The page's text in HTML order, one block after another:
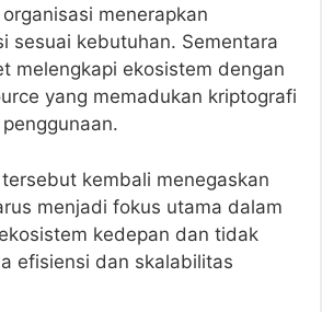
menerapkan
sesuai kebutuhan. Sementara
melengkapi ekosistem dengan
yang memadukan kriptografi
kembali menegaskan
menjadi fokus utama dalam
kedepan dan tidak
efisiensi dan skalabilitas